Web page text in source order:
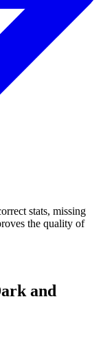
stats, missing
the quality of
and